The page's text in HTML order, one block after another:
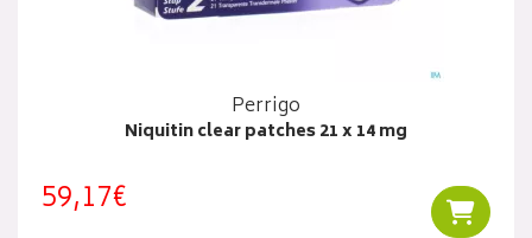
Perrigo
Niquitin clear patches 21 x 14 mg
59,17€